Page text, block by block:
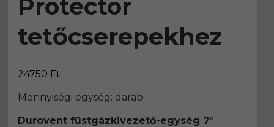
Protector
tetőcserepekhez
24750 Ft
Mennyiségi egység: darab
Durovent füstgázkivezető-egység 7°